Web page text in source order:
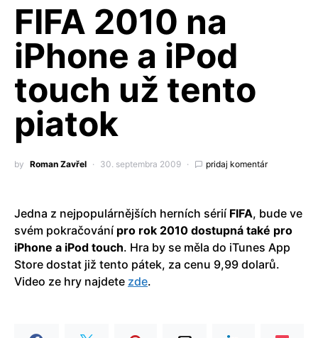
FIFA 2010 na
iPhone a iPod
touch už tento
piatok
by Roman Zavřel 30. septembra 2009 pridaj komentár
Jedna z nejpopulárnějších herních sérií FIFA, bude ve
svém pokračování pro rok 2010 dostupná také pro
iPhone a iPod touch. Hra by se měla do iTunes App
Store dostat již tento pátek, za cenu 9,99 dolarů.
Video ze hry najdete zde.